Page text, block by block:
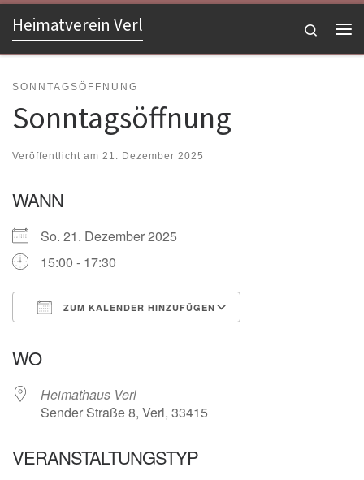
Zum Inhalt springen
Heimatverein Verl
Search
SONNTAGSÖFFNUNG
Sonntagsöffnung
Veröffentlicht am 21. Dezember 2025
WANN
So. 21. Dezember 2025
15:00 - 17:30
ZUM KALENDER HINZUFÜGEN
WO
Heimathaus Verl
Sender Straße 8, Verl, 33415
VERANSTALTUNGSTYP